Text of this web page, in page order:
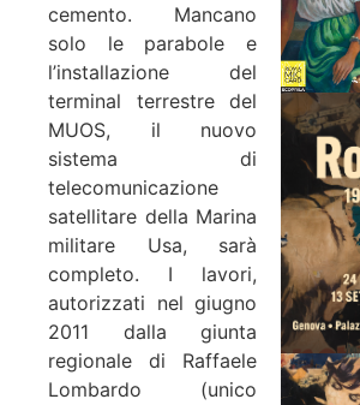
cemento. Mancano
solo le parabole e
l’installazione del
terminal terrestre del
MUOS, il nuovo
sistema di
telecomunicazione
satellitare della Marina
militare Usa, sarà
completo. I lavori,
autorizzati nel giugno
2011 dalla giunta
regionale di Raffaele
Lombardo (unico